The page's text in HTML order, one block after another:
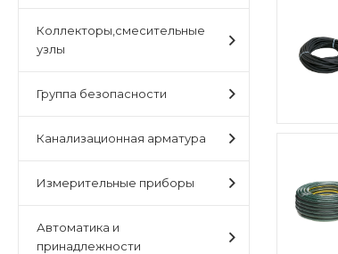
Коллекторы,смесительные
узлы
Группа безопасности
Канализационная арматура
Измерительные приборы
Автоматика и
принадлежности